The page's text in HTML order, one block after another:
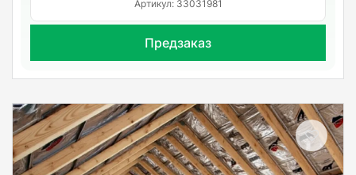
Артикул: 33031981
Предзаказ